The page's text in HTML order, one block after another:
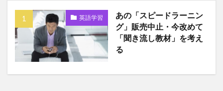
英語学習
あの「スピードラーニン
グ」販売中止・今改めて
「聞き流し教材」を考え
る